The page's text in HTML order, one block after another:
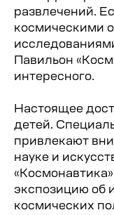
развлечений.
космическими
Павильон
интересного.
Настоящее
детей.
привлекают
науке и
экспозицию об
космических
выставка,
тематических
Космический
разделе большой
размещены макеты
также
достижения в
Вторая – «КБ-2.
бюро» включает в
таких интересных
космическая
астрономия.